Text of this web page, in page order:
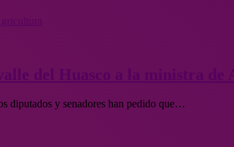
del Huasco a la ministra
diputados y senadores han pedido que…